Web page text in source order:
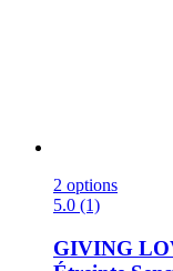
2 options
5.0 (1)
GIVING